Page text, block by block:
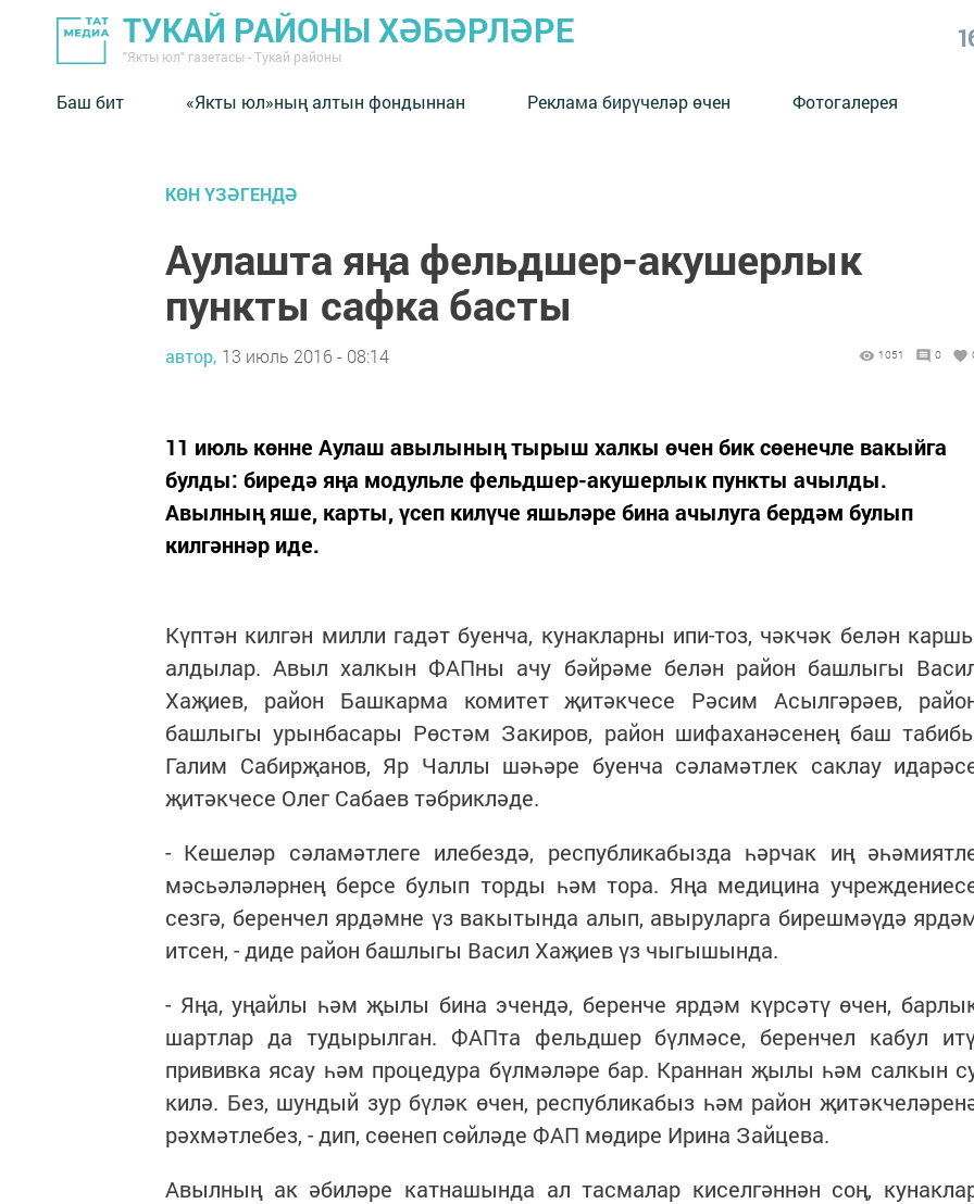
ТУКАЙ РАЙОНЫ ХӘБӘРЛӘРЕ
"Якты юл" газетасы - Тукай районы
Баш бит «Якты юл»ның алтын фондыннан Реклама бирүчеләр өчен Фотогалерея
КӨН ҮЗӘГЕНДӘ
Аулашта яңа фельдшер-акушерлык
пункты сафка басты
автор, 13 июль 2016 - 08:14 1051 0
11 июль көнне Аулаш авылының тырыш халкы өчен бик сөенечле вакыйга
булды: биредә яңа модульле фельдшер-акушерлык пункты ачылды.
Авылның яше, карты, үсеп килүче яшьләре бина ачылуга бердәм булып
килгәннәр иде.
Күптән килгән милли гадәт буенча, кунакларны ипи-тоз, чәкчәк белән
алдылар. Авыл халкын ФАПны ачу бәйрәме белән район башлыгы
Хаҗиев, район Башкарма комитет җитәкчесе Рәсим Асылгәрәев,
башлыгы урынбасары Рөстәм Закиров, район шифаханәсенең баш
Галим Сабирҗанов, Яр Чаллы шәһәре буенча сәламәтлек саклау
җитәкчесе Олег Сабаев тәбрикләде.
- Кешеләр сәламәтлеге илебездә, республикабызда һәрчак иң
мәсьәләләрнең берсе булып торды һәм тора. Яңа медицина
сезгә, беренчел ярдәмне үз вакытында алып, авыруларга бирешмәүдә
итсен, - диде район башлыгы Васил Хаҗиев үз чыгышында.
- Яңа, уңайлы һәм җылы бина эчендә, беренче ярдәм күрсәтү өчен,
шартлар да тудырылган. ФАПта фельдшер бүлмәсе, беренчел кабул
прививка ясау һәм процедура бүлмәләре бар. Краннан җылы һәм салкын
килә. Без, шундый зур бүләк өчен, республикабыз һәм район
рәхмәтлебез, - дип, сөенеп сөйләде ФАП мөдире Ирина Зайцева.
Авылның ак әбиләре катнашында ал тасмалар киселгәннән соң,